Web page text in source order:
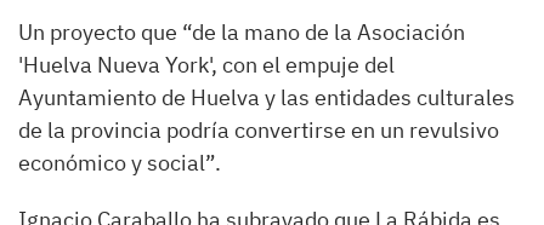
Un proyecto que “de la mano de la Asociación
'Huelva Nueva York', con el empuje del
Ayuntamiento de Huelva y las entidades culturales
de la provincia podría convertirse en un revulsivo
económico y social”.